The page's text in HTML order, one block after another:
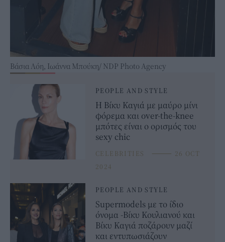
Βάσια Λόη, Ιωάννα Μπούκη/ NDP Photo Agency
PEOPLE AND STYLE
Η Βίκυ Καγιά με μαύρο μίνι
φόρεμα και over-the-knee
μπότες είναι ο ορισμός του
sexy chic
CELEBRITIES ⸻ 26 OCT
2024
PEOPLE AND STYLE
Supermodels με το ίδιο
όνομα -Βίκυ Κουλιανού και
Βίκυ Καγιά ποζάρουν μαζί
και εντυπωσιάζουν